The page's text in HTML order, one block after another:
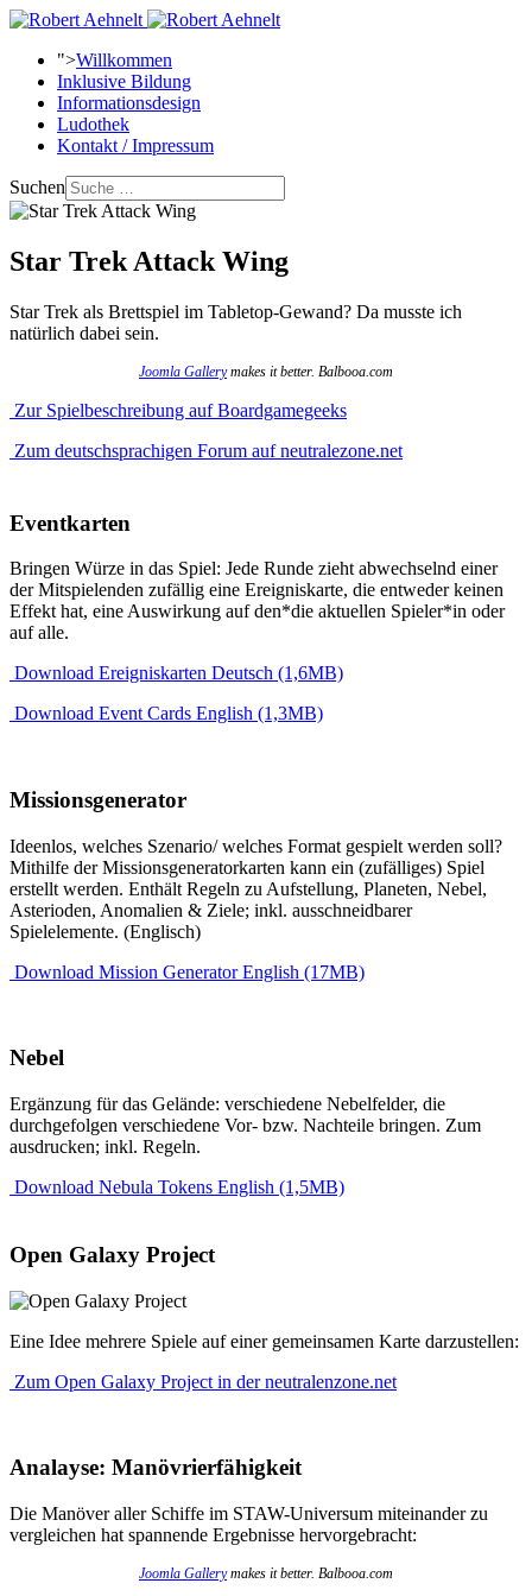
">Willkommen
Inklusive Bildung
Informationsdesign
Ludothek
Kontakt / Impressum
Suchen
Star Trek Attack Wing
Star Trek als Brettspiel im Tabletop-Gewand? Da musste ich
natürlich dabei sein.
Joomla Gallerymakes it better. Balbooa.com
Zur Spielbeschreibung auf Boardgamegeeks
Zum deutschsprachigen Forum auf neutralezone.net
Eventkarten
Bringen Würze in das Spiel: Jede Runde zieht abwechselnd einer
der Mitspielenden zufällig eine Ereigniskarte, die entweder keinen
Effekt hat, eine Auswirkung auf den*die aktuellen Spieler*in oder
auf alle.
Download Ereigniskarten Deutsch (1,6MB)
Download Event Cards English (1,3MB)
Missionsgenerator
Ideenlos, welches Szenario/ welches Format gespielt werden soll?
Mithilfe der Missionsgeneratorkarten kann ein (zufälliges) Spiel
erstellt werden. Enthält Regeln zu Aufstellung, Planeten, Nebel,
Asterioden, Anomalien & Ziele; inkl. ausschneidbarer
Spielelemente. (Englisch)
Download Mission Generator English (17MB)
Nebel
Ergänzung für das Gelände: verschiedene Nebelfelder, die
durchgefolgen verschiedene Vor- bzw. Nachteile bringen. Zum
ausdrucken; inkl. Regeln.
Download Nebula Tokens English (1,5MB)
Open Galaxy Project
Eine Idee mehrere Spiele auf einer gemeinsamen Karte darzustellen:
Zum Open Galaxy Project in der neutralenzone.net
Analayse: Manövrierfähigkeit
Die Manöver aller Schiffe im STAW-Universum miteinander zu
vergleichen hat spannende Ergebnisse hervorgebracht:
Joomla Gallerymakes it better. Balbooa.com